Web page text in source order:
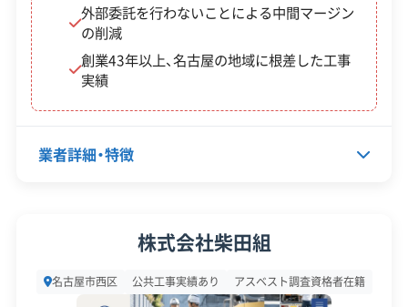
等除却
費補助
金
80万
円
認定された「特定空家」等が対
申請し、交付決定を受けなければなりません。市の
受付が終わる可能性があるので注意が必要です。
※制度の最新情報や申請様式は、必ず自治体の公式
産業廃棄物収集運搬業許可
1級土木施工管理技士
安全対
ク管理
工事賠償責任保険
違反歴なし
建設リサイクル届
近隣挨拶
外部委託を行わないことによる中間マージン
の削減
創業43年以上、名古屋の地域に根差した工事
実績
業者詳細・特徴
株式会社柴田組
名古屋市西区 公共工事実績あり アスベスト調査資格者在籍